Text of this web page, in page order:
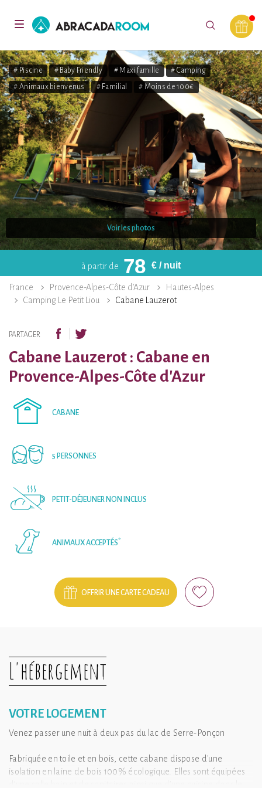
Toggle
AbracadaRoom
# Piscine # Baby Friendly # Maxi famille
# Camping
# Animaux bienvenus
# Familial # Moins de 100€
Voir les photos
à partir de 78 € / nuit
France Provence-Alpes-Côte d'Azur
Hautes-Alpes
Camping Le Petit Liou
Cabane Lauzerot
PARTAGER
Cabane Lauzerot : Cabane en
Provence-Alpes-Côte d'Azur
CABANE
5 PERSONNES
PETIT-DÉJEUNER NON INCLUS
ANIMAUX ACCEPTÉS*
OFFRIR UNE CARTE CADEAU
L'hébergement
VOTRE LOGEMENT
Venez passer une nuit à deux pas du lac de Serre-Ponçon
Fabriquée en toile et en bois, cette cabane dispose d'une
isolation en laine de bois 100% écologique. Elles sont équipées